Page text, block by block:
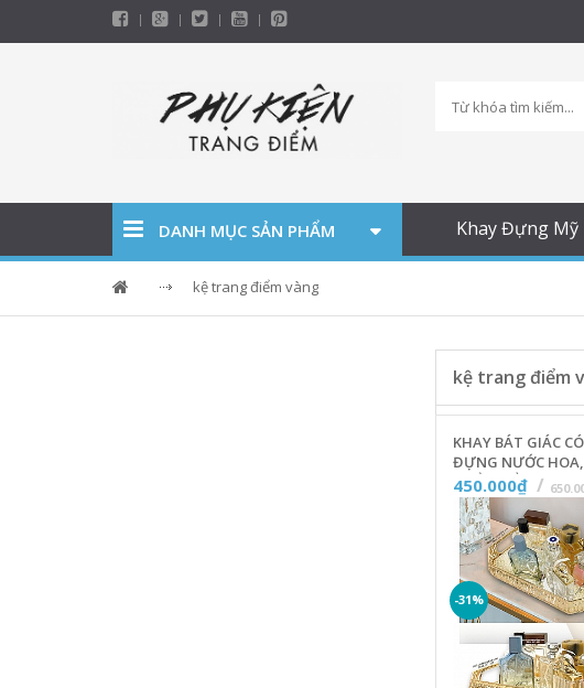
DANH MỤC SẢN PHẨM Khay Đựng Mỹ
kệ trang điểm vàng
kệ trang điểm
-31%
KHAY BÁT GIÁC
ĐỰNG NƯỚC
PHẨM ĐỂ BÀN-
ÁNH KIM - L1
450.000₫